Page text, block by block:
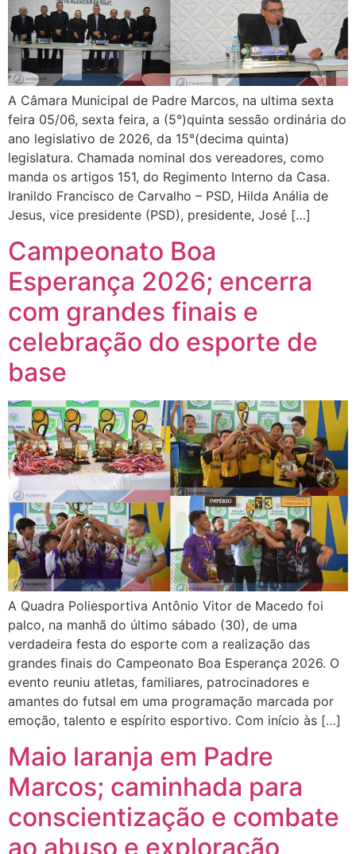
A Câmara Municipal de Padre Marcos, na ultima sexta
feira 05/06, sexta feira, a (5°)quinta sessão ordinária do
ano legislativo de 2026, da 15°(decima quinta)
legislatura. Chamada nominal dos vereadores, como
manda os artigos 151, do Regimento Interno da Casa.
Iranildo Francisco de Carvalho – PSD, Hilda Anália de
Jesus, vice presidente (PSD), presidente, José […]
Campeonato Boa
Esperança 2026; encerra
com grandes finais e
celebração do esporte de
base
A Quadra Poliesportiva Antônio Vitor de Macedo foi
palco, na manhã do último sábado (30), de uma
verdadeira festa do esporte com a realização das
grandes finais do Campeonato Boa Esperança 2026. O
evento reuniu atletas, familiares, patrocinadores e
amantes do futsal em uma programação marcada por
emoção, talento e espírito esportivo. Com início às […]
Maio laranja em Padre
Marcos; caminhada para
conscientização e combate
ao abuso e exploração